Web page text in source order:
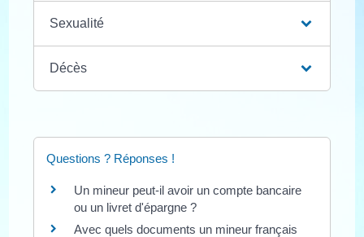
Sexualité
Décès
Questions ? Réponses !
Un mineur peut-il avoir un compte bancaire
ou un livret d'épargne ?
Avec quels documents un mineur français